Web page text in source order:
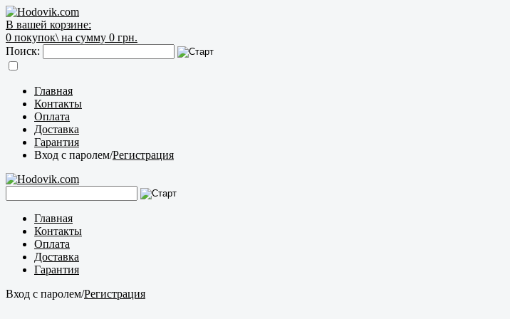
В вашей корзине:
0 покупок\ на сумму 0 грн.
Поиск:
Главная
Контакты
Оплата
Доставка
Гарантия
Вход с паролем/Регистрация
Главная
Контакты
Оплата
Доставка
Гарантия
Вход с паролем/Регистрация